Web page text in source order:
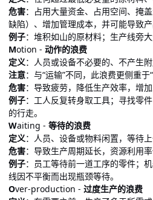
危害：占用大量资金、占用空间、掩
缺陷）、增加管理成本，并可能导致产
例子：堆积如山的原材料；生产线旁
Motion - 动作的浪费
定义：人员或设备不必要的、不产生附
注意：与“运输”不同，此浪费更侧重于
危害：导致疲劳，降低生产效率，增加
例子：工人反复转身取工具；寻找零
的行走。
Waiting - 等待的浪费
定义：人员、设备或物料闲置，等待上
危害：导致生产周期延长，资源利用
例子：员工等待前一道工序的零件；
线因不平衡而出现瓶颈等待。
Over-production - 过度生产的浪费